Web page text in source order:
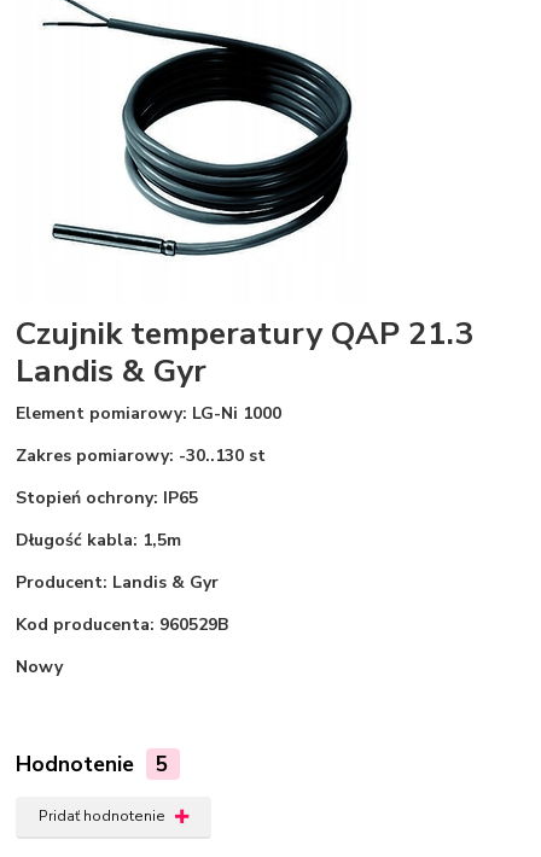
Czujnik temperatury QAP 21.3
Landis & Gyr
Element pomiarowy: LG-Ni 1000
Zakres pomiarowy: -30..130 st
Stopień ochrony: IP65
Długość kabla: 1,5m
Producent: Landis & Gyr
Kod producenta: 960529B
Nowy
Hodnotenie 5
Pridať hodnotenie